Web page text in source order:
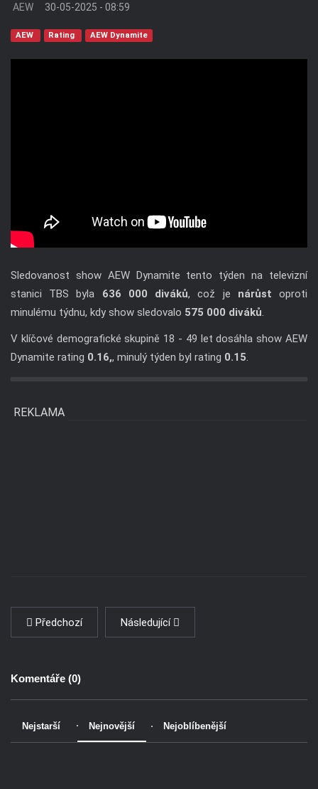
AEW 30-05-2025 - 08:59
AEW Rating AEW Dynamite
Sledovanost show AEW Dynamite tento týden na televizní
stanici TBS byla 636 000 diváků, což je nárůst oproti
minulému týdnu, kdy show sledovalo 575 000 diváků.
V klíčové demografické skupině 18 - 49 let dosáhla show AEW
Dynamite rating 0.16,, minulý týden byl rating 0.15.
REKLAMA
Předchozí Následující
Komentáře (0)
Nejstarší Nejnovější Nejoblíbenější